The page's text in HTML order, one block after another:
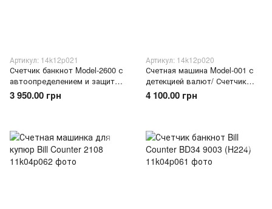
Артикул: 14k12p021
Счетчик банкнот Model-2600 с
автоопределением и защитой
от подделок/Счетная
машина(JM/5180)
3 950.00 грн
Артикул: 14k12p020
Счетная машина Model-001 с
детекцией валют/ Счетчик
банкнот с выносным
дисплеем (JM/5179)
4 100.00 грн